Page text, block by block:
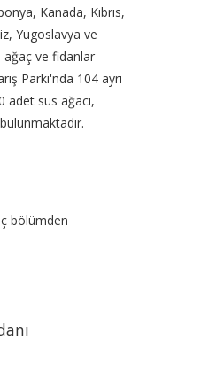
Kanada, Kıbrıs,
Yugoslavya ve
ağaç ve fidanlar
Parkı'nda 104 ayrı
adet süs ağacı,
bölümden